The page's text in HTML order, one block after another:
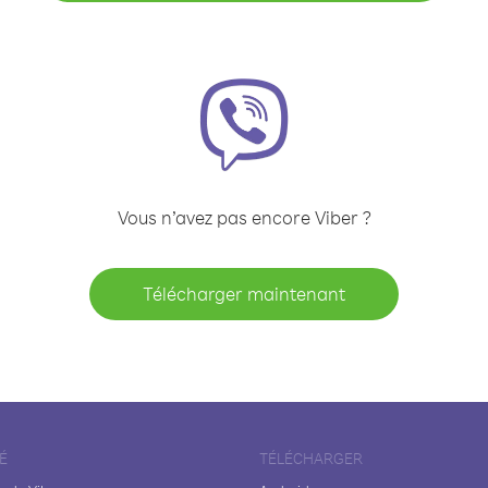
Vous n’avez pas encore Viber ?
Télécharger maintenant
TÉLÉCHARGER